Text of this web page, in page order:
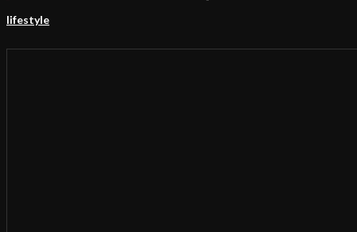
lifestyle